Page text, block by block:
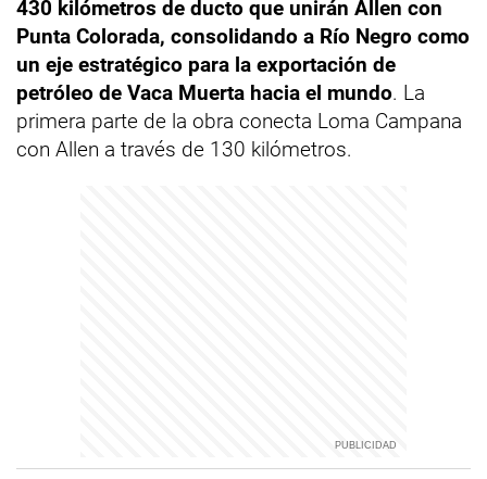
430 kilómetros de ducto que unirán Allen con
Punta Colorada, consolidando a Río Negro como
un eje estratégico para la exportación de
petróleo de Vaca Muerta hacia el mundo. La
primera parte de la obra conecta Loma Campana
con Allen a través de 130 kilómetros.